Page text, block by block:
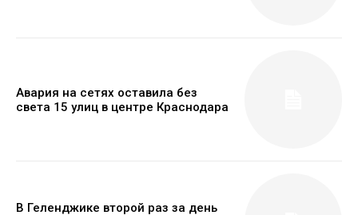
Авария на сетях оставила без
света 15 улиц в центре Краснодара
В Геленджике второй раз за день